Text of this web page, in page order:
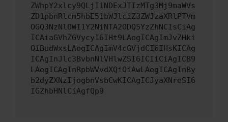
ZWhpY2xlcy9QLjI1NDExJTIzMTg3Mj9maWVs
ZD1pbnRlcm5hbE51bWJlciZ3ZWJzaXRlPTVm
OGQ3NzNlOWI1Y2NiNTA2ODQ5YzZhNCIsCiAg
ICAiaGVhZGVycyI6IHt9LAogICAgImJvZHki
OiBudWxsLAogICAgImV4cGVjdCI6IHsKICAg
ICAgInJlc3BvbnNlVHlwZSI6ICIiCiAgICB9
LAogICAgInRpbWVvdXQiOiAwLAogICAgInBy
b2dyZXNzIjogbnVsbCwKICAgICJyaXNreSI6
IGZhbHNlCiAgfQp9